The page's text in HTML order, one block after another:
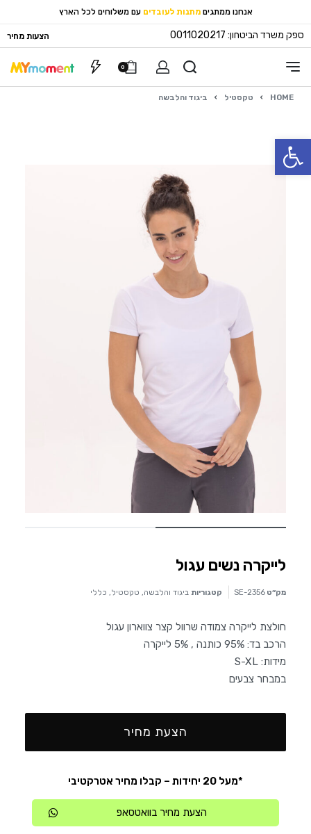
פתח סרגל נגישות
אנחנו ממתגים מתנות לעובדים עם משלוחים לכל הארץ
ספק משרד הביטחון: 0011020217 הצעות מחיר
0
HOME
› טקסטיל › ביגוד והלבשה
לייקרה נשים עגול
מק״ט SE-2356 קטגוריות ביגוד והלבשה טקסטיל כללי
חולצת לייקרה צמודה שרוול קצר צווארון עגול
הרכב בד: 95% כותנה , 5% לייקרה
מידות: S-XL
במבחר צבעים
הצעת מחיר
*מעל 20 יחידות – קבלו מחיר אטרקטיבי
הצעת מחיר בוואטסאפ